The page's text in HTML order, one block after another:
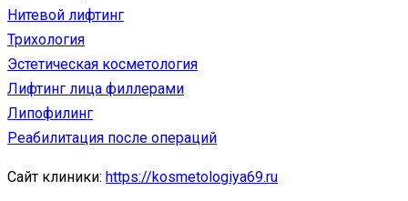
Нитевой лифтинг
Трихология
Эстетическая косметология
Лифтинг лица филлерами
Липофилинг
Реабилитация после операций
Сайт клиники: https://kosmetologiya69.ru